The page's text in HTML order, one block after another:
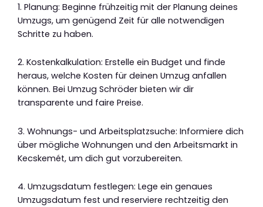
1. Planung: Beginne frühzeitig mit der Planung deines
Umzugs, um genügend Zeit für alle notwendigen
Schritte zu haben.
2. Kostenkalkulation: Erstelle ein Budget und finde
heraus, welche Kosten für deinen Umzug anfallen
können. Bei Umzug Schröder bieten wir dir
transparente und faire Preise.
3. Wohnungs- und Arbeitsplatzsuche: Informiere dich
über mögliche Wohnungen und den Arbeitsmarkt in
Kecskemét, um dich gut vorzubereiten.
4. Umzugsdatum festlegen: Lege ein genaues
Umzugsdatum fest und reserviere rechtzeitig den